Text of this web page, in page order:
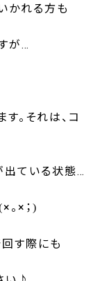
かれる方も
が…
。それは、コ
出ている状態…
×。×； )
す際にも